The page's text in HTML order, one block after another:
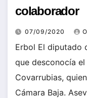
colaborador
07/09/2020
Erbol El diputado
que desconocía
Covarrubias,
Cámara Baja.